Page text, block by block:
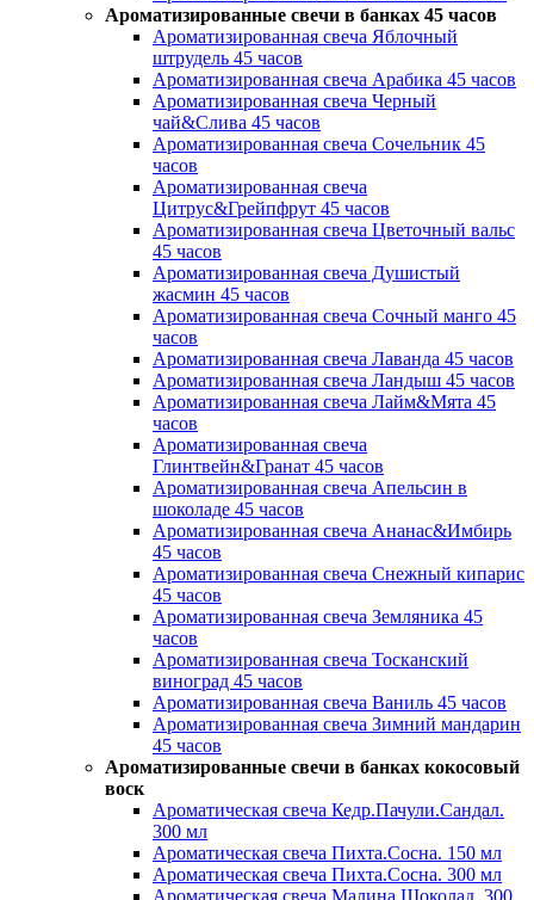
Ароматизированные свечи в банках 45 часов
Ароматизированная свеча Яблочный
штрудель 45 часов
Ароматизированная свеча Арабика 45 часов
Ароматизированная свеча Черный
чай&Слива 45 часов
Ароматизированная свеча Сочельник 45
часов
Ароматизированная свеча
Цитрус&Грейпфрут 45 часов
Ароматизированная свеча Цветочный вальс
45 часов
Ароматизированная свеча Душистый
жасмин 45 часов
Ароматизированная свеча Сочный манго 45
часов
Ароматизированная свеча Лаванда 45 часов
Ароматизированная свеча Ландыш 45 часов
Ароматизированная свеча Лайм&Мята 45
часов
Ароматизированная свеча
Глинтвейн&Гранат 45 часов
Ароматизированная свеча Апельсин в
шоколаде 45 часов
Ароматизированная свеча Ананас&Имбирь
45 часов
Ароматизированная свеча Снежный кипарис
45 часов
Ароматизированная свеча Земляника 45
часов
Ароматизированная свеча Тосканский
виноград 45 часов
Ароматизированная свеча Ваниль 45 часов
Ароматизированная свеча Зимний мандарин
45 часов
Ароматизированные свечи в банках кокосовый
воск
Ароматическая свеча Кедр.Пачули.Сандал.
300 мл
Ароматическая свеча Пихта.Сосна. 150 мл
Ароматическая свеча Пихта.Сосна. 300 мл